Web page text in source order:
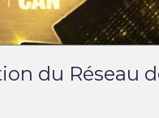
du Réseau